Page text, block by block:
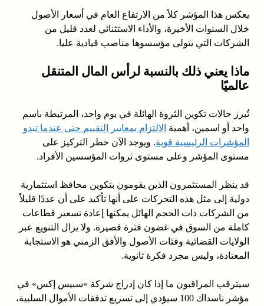
يعكس هذا المؤشر كلاً من الارتفاع العام في أسعار الأصول
خلال السنوات الأخيرة، والأداء الاستثنائي لعدد قليل من
الشركات التي يتولى مؤسسوها مناصب قيادية عليا.
ماذا يعني ذلك بالنسبة لرأس المال المتنقل
عالميًا
تُبرز حالات تكوين الثروة الهائلة في يوم واحد، المرتبطة باسم
واحد أو اسمين، أهمية الالتزام بمعايير التقييم حتى عندما تبدو
المؤشرات الرئيسية قوية. ويوجد الآن خطر التركيز على
مستوى المؤشر وعلى مستوى ثروات المؤسسين الأفراد.
قد ينظر المستثمرون الذين يقومون بتكوين محافظ استثمارية
دولية إلى مثل هذه التحركات على أنها تأكيد على أن عددًا قليلاً
من الشركات ذات الحجم الهائل يمكنها إعادة تسعير قطاعات
كاملة من السوق في غضون فترة قصيرة. ولا يزال التنويع عبر
الولايات القضائية وفئات الأصول والأفق الزمني هو الاستجابة
المعتادة، وليس مجرد فكرة ثانوية.
سيترقب المراقبون ما إذا كان إدراج شركة «سبيس إكس» في
مؤشر ناسداك 100 سيؤدي إلى تسريع تدفقات الأموال السلبية،